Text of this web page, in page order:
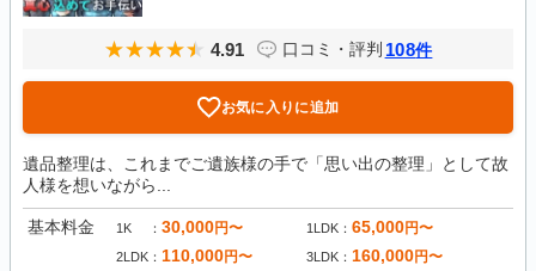
4.91 口コミ・評判 108件
お気に入りに追加
遺品整理は、これまでご遺族様の手で「思い出の整理」として故
人様を想いながら...
基本料金 1K 30,000円〜 1LDK 65,000円〜
2LDK 110,000円〜 3LDK 160,000円〜